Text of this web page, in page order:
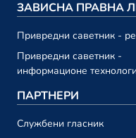
23. октобар
Привредни саветник
13. октобар
септембар 2023.
Привредни саветник
ЗАВИСНА ПРАВНА
Привредни саветник -
Привредни саветник -
информационе
ПАРТНЕРИ
Службени гласник